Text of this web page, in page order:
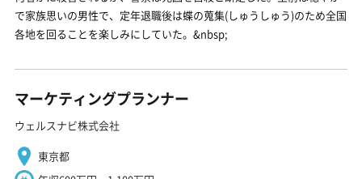
で家族思いの男性で、定年退職後は蝶の蒐集(しゅうしゅう)のため全国
各地を回ることを楽しみにしていた。&nbsp;
マーケティングプランナー
ウェルスナビ株式会社
東京都